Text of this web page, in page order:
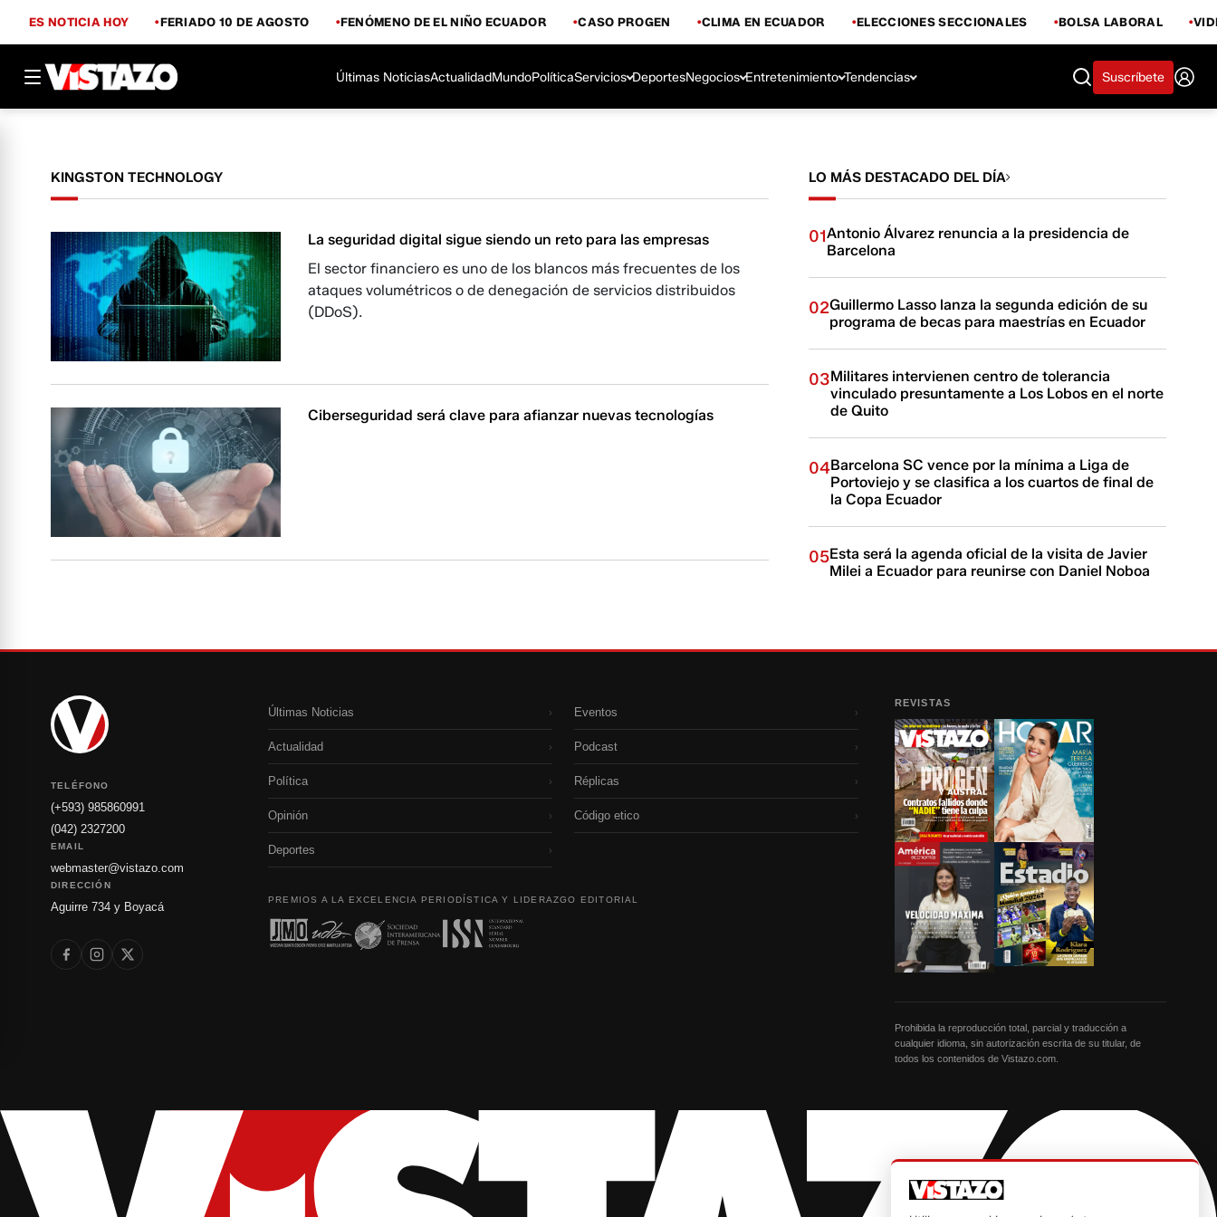
ES NOTICIA HOY FERIADO 10 DE AGOSTO FENÓMENO DE EL NIÑO ECUADOR CASO PROGEN CLIMA EN ECUADOR ELECCIONES SECCIONALES BOLSA LABORAL
Últimas NoticiasActualidadMundoPolíticaServicios DeportesNegocios Entretenimiento Tendencias Suscríbete
KINGSTON TECHNOLOGY
La seguridad digital sigue siendo un reto para las empresas
El sector financiero es uno de los blancos más frecuentes de los
ataques volumétricos o de denegación de servicios distribuidos
(DDoS).
Ciberseguridad será clave para afianzar nuevas tecnologías
LO MÁS DESTACADO DEL DÍA
01Antonio Álvarez renuncia a la presidencia de
Barcelona
02Guillermo Lasso lanza la segunda edición de su
programa de becas para maestrías en Ecuador
03Militares intervienen centro de tolerancia
vinculado presuntamente a Los Lobos en el norte
de Quito
04Barcelona SC vence por la mínima a Liga de
Portoviejo y se clasifica a los cuartos de final de
la Copa Ecuador
05Esta será la agenda oficial de la visita de Javier
Milei a Ecuador para reunirse con Daniel Noboa
TELÉFONO
(+593) 985860991
(042) 2327200
EMAIL
webmaster@vistazo.com
DIRECCIÓN
Aguirre 734 y Boyacá
Últimas Noticias ›
Actualidad ›
Política ›
Opinión ›
Deportes ›
Eventos ›
Podcast ›
Réplicas ›
Código etico ›
PREMIOS A LA EXCELENCIA PERIODÍSTICA Y LIDERAZGO EDITORIAL
REVISTAS
Prohibida la reproducción total, parcial y traducción a
cualquier idioma, sin autorización escrita de su titular, de
todos los contenidos de Vistazo.com.